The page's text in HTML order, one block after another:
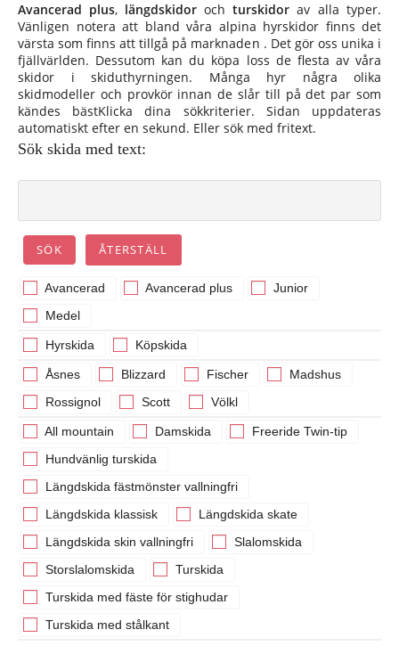
Avancerad plus, längdskidor och turskidor av alla typer.
Vänligen notera att bland våra alpina hyrskidor finns det
värsta som finns att tillgå på marknaden . Det gör oss unika i
fjällvärlden. Dessutom kan du köpa loss de flesta av våra
skidor i skiduthyrningen. Många hyr några olika
skidmodeller och provkör innan de slår till på det par som
kändes bästKlicka dina sökkriterier. Sidan uppdateras
automatiskt efter en sekund. Eller sök med fritext.
Sök skida med text:
Avancerad Avancerad plus
Junior
Medel
Hyrskida Köpskida
Åsnes Blizzard Fischer
Madshus
Rossignol
Scott Völkl
All mountain Damskida
Freeride Twin-tip
Hundvänlig turskida
Längdskida fästmönster vallningfri
Längdskida klassisk
Längdskida skate
Längdskida skin vallningfri
Slalomskida
Storslalomskida
Turskida
Turskida med fäste för stighudar
Turskida med stålkant